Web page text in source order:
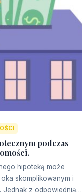
podczas
hipoteką może
skomplikowanym i
Jednak z odpowiednią…